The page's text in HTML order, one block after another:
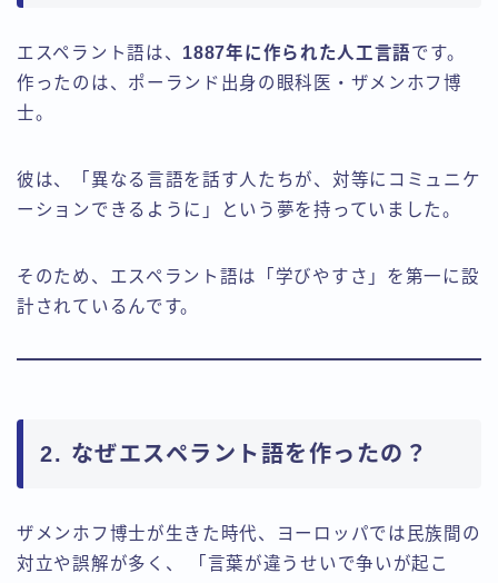
エスペラント語は、 1887年に作られた人工言語です。
作ったのは、ポーランド出身の眼科医・ザメンホフ博
士。
彼は、「異なる言語を話す人たちが、対等にコミュニケ
ーションできるように」という夢を持っていました。
そのため、エスペラント語は「学びやすさ」を第一に設
計されているんです。
2. なぜエスペラント語を作ったの？
ザメンホフ博士が生きた時代、ヨーロッパでは民族間の
対立や誤解が多く、 「言葉が違うせいで争いが起こ